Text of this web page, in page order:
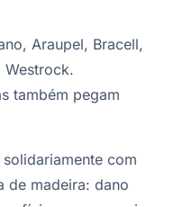
Araupel, Bracell,
Westrock.
também pegam
com
de madeira: dano